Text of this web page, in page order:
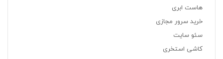
هاست ابری
خرید سرور مجازی
سئو سایت
کاشی استخری